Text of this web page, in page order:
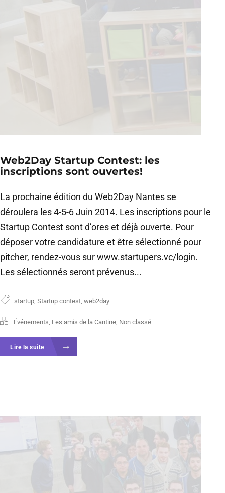
Web2Day Startup Contest: les
inscriptions sont ouvertes!
La prochaine édition du Web2Day Nantes se
déroulera les 4-5-6 Juin 2014. Les inscriptions pour le
Startup Contest sont d’ores et déjà ouverte. Pour
déposer votre candidature et être sélectionné pour
pitcher, rendez-vous sur www.startupers.vc/login.
Les sélectionnés seront prévenus...
startup Startup contest web2day
Événements Les amis de la Cantine Non classé
Lire la suite